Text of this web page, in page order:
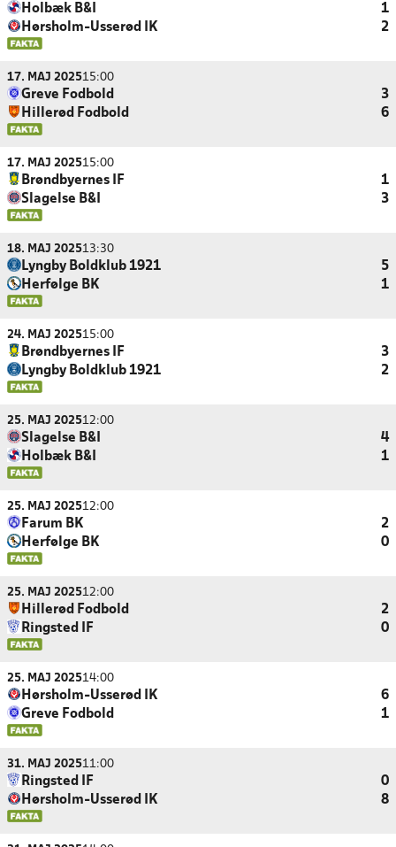
Holbæk B&I
1
Hørsholm-Usserød IK
2
17. MAJ 202515:00
Greve Fodbold
3
Hillerød Fodbold
6
17. MAJ 202515:00
Brøndbyernes IF
1
Slagelse B&I
3
18. MAJ 202513:30
Lyngby Boldklub 1921
5
Herfølge BK
1
24. MAJ 202515:00
Brøndbyernes IF
3
Lyngby Boldklub 1921
2
25. MAJ 202512:00
Slagelse B&I
4
Holbæk B&I
1
25. MAJ 202512:00
Farum BK
2
Herfølge BK
0
25. MAJ 202512:00
Hillerød Fodbold
2
Ringsted IF
0
25. MAJ 202514:00
Hørsholm-Usserød IK
6
Greve Fodbold
1
31. MAJ 202511:00
Ringsted IF
0
Hørsholm-Usserød IK
8